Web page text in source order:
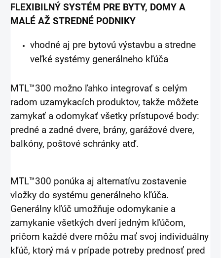
FLEXIBILNÝ SYSTÉM PRE BYTY, DOMY A
MALÉ AŽ STREDNÉ PODNIKY
vhodné aj pre bytovú výstavbu a stredne
veľké systémy generálneho kľúča
MTL™300 možno ľahko integrovať s celým
radom uzamykacích produktov, takže môžete
zamykať a odomykať všetky prístupové body:
predné a zadné dvere, brány, garážové dvere,
balkóny, poštové schránky atď.
MTL™300 ponúka aj alternatívu zostavenie
vložky do systému generálneho kľúča.
Generálny kľúč umožňuje odomykanie a
zamykanie všetkých dverí jedným kľúčom,
pričom každé dvere môžu mať svoj individuálny
kľúč, ktorý má v prípade potreby prednosť pred